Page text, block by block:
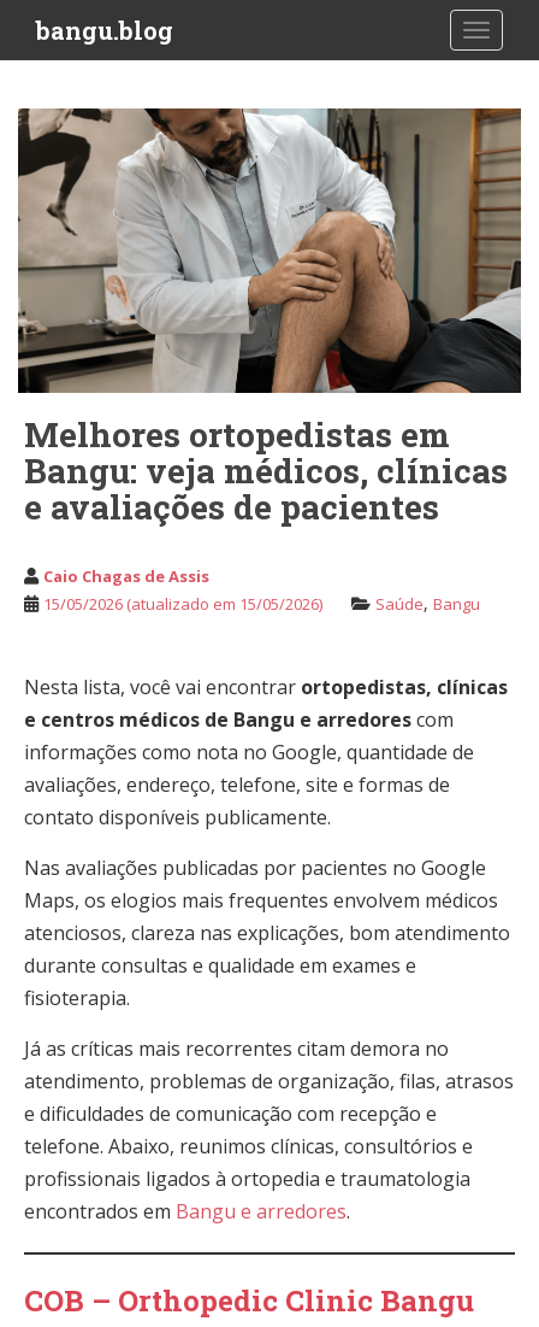
i
bangu.blog
Melhores ortopedistas em
Bangu: veja médicos, clínicas
e avaliações de pacientes
Caio Chagas de Assis
15/05/2026 (atualizado em 15/05/2026) Saúde, Bangu
Nesta lista, você vai encontrar ortopedistas, clínicas
e centros médicos de Bangu e arredorescom
informações como nota no Google, quantidade de
avaliações, endereço, telefone, site e formas de
contato disponíveis publicamente.
Nas avaliações publicadas por pacientes no Google
Maps, os elogios mais frequentes envolvem médicos
atenciosos, clareza nas explicações, bom atendimento
durante consultas e qualidade em exames e
fisioterapia.
Já as críticas mais recorrentes citam demora no
atendimento, problemas de organização, filas, atrasos
e dificuldades de comunicação com recepção e
telefone. Abaixo, reunimos clínicas, consultórios e
profissionais ligados à ortopedia e traumatologia
encontrados em Bangu e arredores.
COB – Orthopedic Clinic Bangu